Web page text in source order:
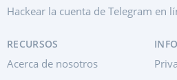
Hackear la cuenta de Telegram en
RECURSOS
Acerca de nosotros